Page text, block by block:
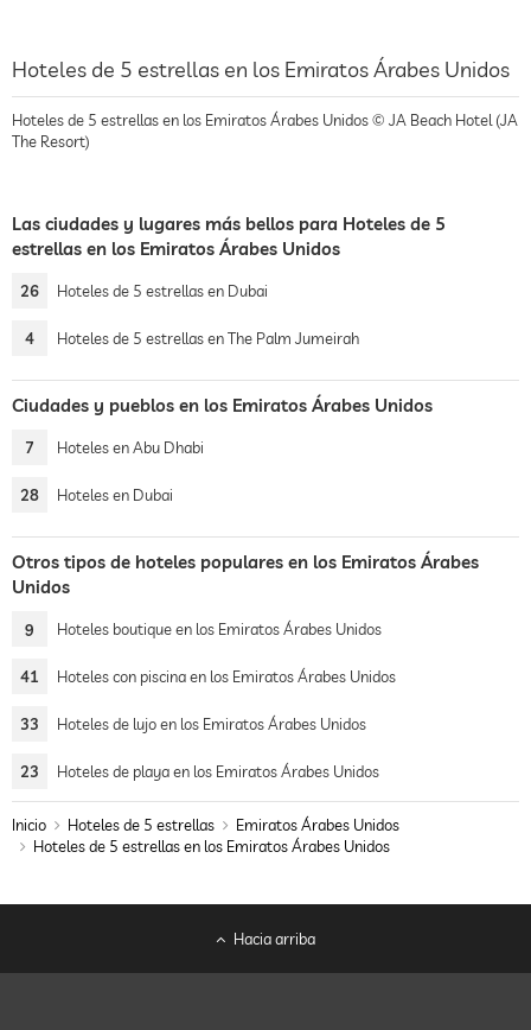
Hoteles de 5 estrellas en los Emiratos Árabes Unidos
Hoteles de 5 estrellas en los Emiratos Árabes Unidos © JA Beach Hotel (JA
The Resort)
Las ciudades y lugares más bellos para Hoteles de 5
estrellas en los Emiratos Árabes Unidos
26 Hoteles de 5 estrellas en Dubai
4 Hoteles de 5 estrellas en The Palm Jumeirah
Ciudades y pueblos en los Emiratos Árabes Unidos
7 Hoteles en Abu Dhabi
28 Hoteles en Dubai
Otros tipos de hoteles populares en los Emiratos Árabes
Unidos
9 Hoteles boutique en los Emiratos Árabes Unidos
41 Hoteles con piscina en los Emiratos Árabes Unidos
33 Hoteles de lujo en los Emiratos Árabes Unidos
23 Hoteles de playa en los Emiratos Árabes Unidos
Inicio Hoteles de 5 estrellas
Emiratos Árabes Unidos
Hoteles de 5 estrellas en los Emiratos Árabes Unidos
Hacia arriba